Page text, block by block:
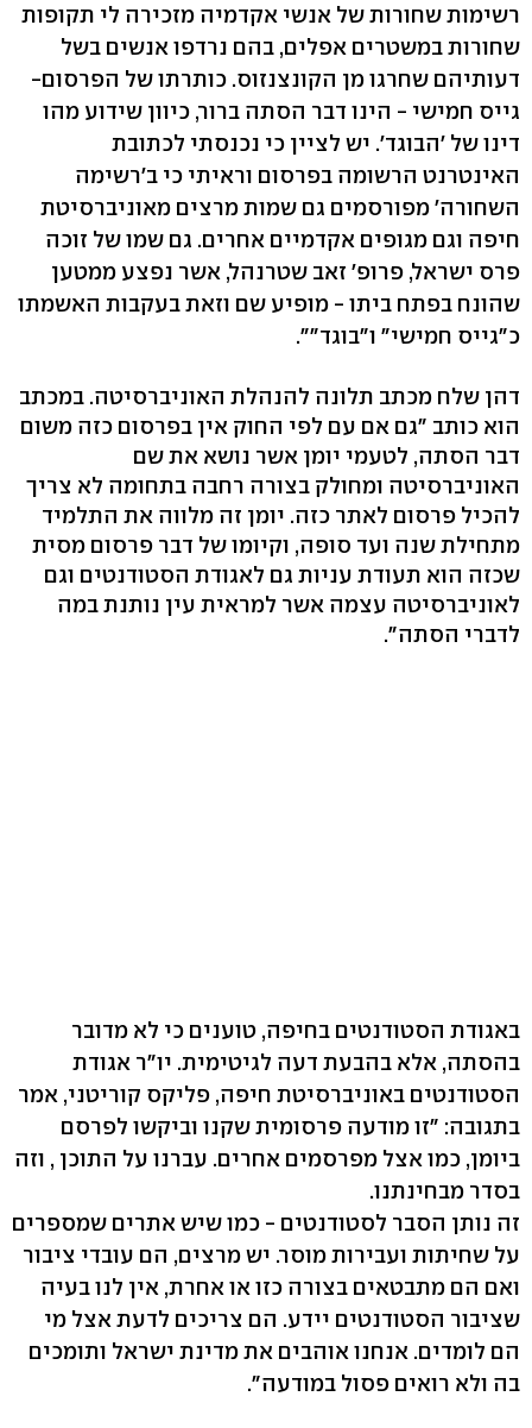
רשימות שחורות של אנשי אקדמיה מזכירה לי תקופות
שחורות במשטרים אפלים, בהם נרדפו אנשים בשל
דעותיהם שחרגו מן הקונצנזוס. כותרתו של הפרסום-
גייס חמישי - הינו דבר הסתה ברור, כיוון שידוע מהו
דינו של 'הבוגד'. יש לציין כי נכנסתי לכתובת
האינטרנט הרשומה בפרסום וראיתי כי ב'רשימה
השחורה' מפורסמים גם שמות מרצים מאוניברסיטת
חיפה וגם מגופים אקדמיים אחרים. גם שמו של זוכה
פרס ישראל, פרופ' זאב שטרנהל, אשר נפצע ממטען
שהונח בפתח ביתו - מופיע שם וזאת בעקבות האשמתו
כ"גייס חמישי" ו"בוגד"".
דהן שלח מכתב תלונה להנהלת האוניברסיטה. במכתב
הוא כותב "גם אם עם לפי החוק אין בפרסום כזה משום
דבר הסתה, לטעמי יומן אשר נושא את שם
האוניברסיטה ומחולק בצורה רחבה בתחומה לא צריך
להכיל פרסום לאתר כזה. יומן זה מלווה את התלמיד
מתחילת שנה ועד סופה, וקיומו של דבר פרסום מסית
שכזה הוא תעודת עניות גם לאגודת הסטודנטים וגם
לאוניברסיטה עצמה אשר למראית עין נותנת במה
לדברי הסתה".
באגודת הסטודנטים בחיפה, טוענים כי לא מדובר
בהסתה, אלא בהבעת דעה לגיטימית. יו"ר אגודת
הסטודנטים באוניברסיטת חיפה, פליקס קוריטני, אמר
בתגובה: "זו מודעה פרסומית שקנו וביקשו לפרסם
ביומן, כמו אצל מפרסמים אחרים. עברנו על התוכן , וזה
בסדר מבחינתנו.
זה נותן הסבר לסטודנטים - כמו שיש אתרים שמספרים
על שחיתות ועבירות מוסר. יש מרצים, הם עובדי ציבור
ואם הם מתבטאים בצורה כזו או אחרת, אין לנו בעיה
שציבור הסטודנטים יידע. הם צריכים לדעת אצל מי
הם לומדים. אנחנו אוהבים את מדינת ישראל ותומכים
בה ולא רואים פסול במודעה".